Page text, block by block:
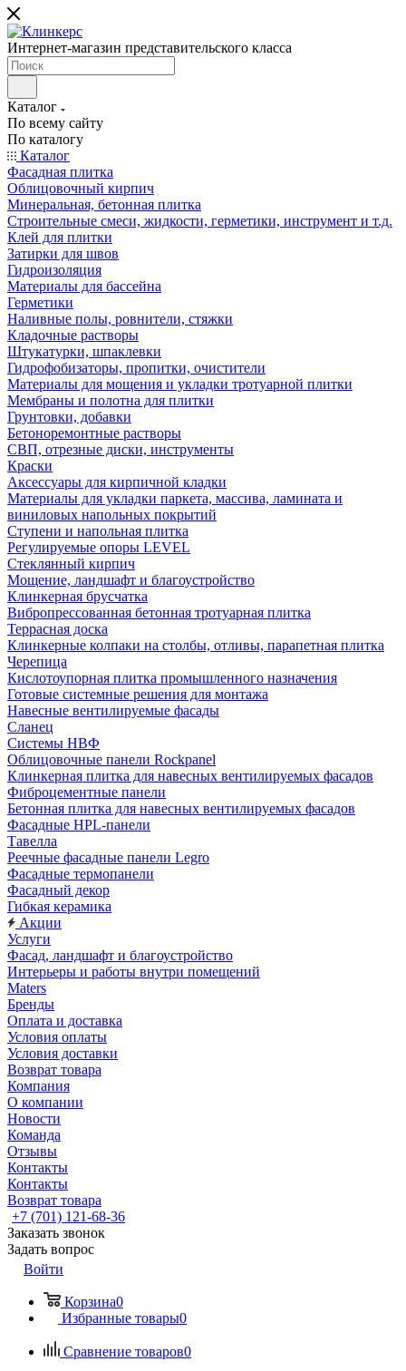
Интернет-магазин представительского класса
Каталог
По всему сайту
По каталогу
Каталог
Фасадная плитка
Облицовочный кирпич
Минеральная, бетонная плитка
Строительные смеси, жидкости, герметики, инструмент и т.д.
Клей для плитки
Затирки для швов
Гидроизоляция
Материалы для бассейна
Герметики
Наливные полы, ровнители, стяжки
Кладочные растворы
Штукатурки, шпаклевки
Гидрофобизаторы, пропитки, очистители
Материалы для мощения и укладки тротуарной плитки
Мембраны и полотна для плитки
Грунтовки, добавки
Бетоноремонтные растворы
СВП, отрезные диски, инструменты
Краски
Аксессуары для кирпичной кладки
Материалы для укладки паркета, массива, ламината и
виниловых напольных покрытий
Ступени и напольная плитка
Регулируемые опоры LEVEL
Cтеклянный кирпич
Мощение, ландшафт и благоустройство
Клинкерная брусчатка
Вибропрессованная бетонная тротуарная плитка
Террасная доска
Клинкерные колпаки на столбы, отливы, парапетная плитка
Черепица
Кислотоупорная плитка промышленного назначения
Готовые системные решения для монтажа
Навесные вентилируемые фасады
Сланец
Системы НВФ
Облицовочные панели Rockpanel
Клинкерная плитка для навесных вентилируемых фасадов
Фиброцементные панели
Бетонная плитка для навесных вентилируемых фасадов
Фасадные HPL-панели
Тавелла
Реечные фасадные панели Legro
Фасадные термопанели
Фасадный декор
Гибкая керамика
Акции
Услуги
Фасад, ландшафт и благоустройство
Интерьеры и работы внутри помещений
Maters
Бренды
Оплата и доставка
Условия оплаты
Условия доставки
Возврат товара
Компания
О компании
Новости
Команда
Отзывы
Контакты
Контакты
Возврат товара
+7 (701) 121-68-36
Заказать звонок
Задать вопрос
Войти
Корзина0
Избранные товары0
Сравнение товаров0